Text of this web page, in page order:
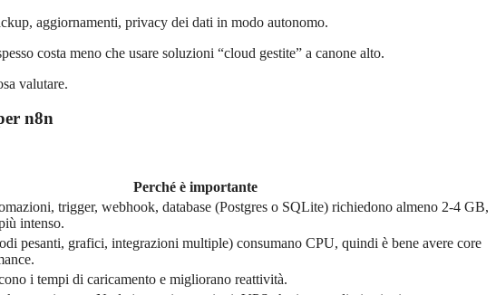
aggiornamenti, privacy dei dati in modo autonomo.
costa meno che usare soluzioni “cloud gestite” a canone alto.
valutare.
n8n
Perché è importante
trigger, webhook, database (Postgres o SQLite) richiedono almeno 2-4 GB,
intenso.
pesanti, grafici, integrazioni multiple) consumano CPU, quindi è bene avere core
i tempi di caricamento e migliorano reattività.